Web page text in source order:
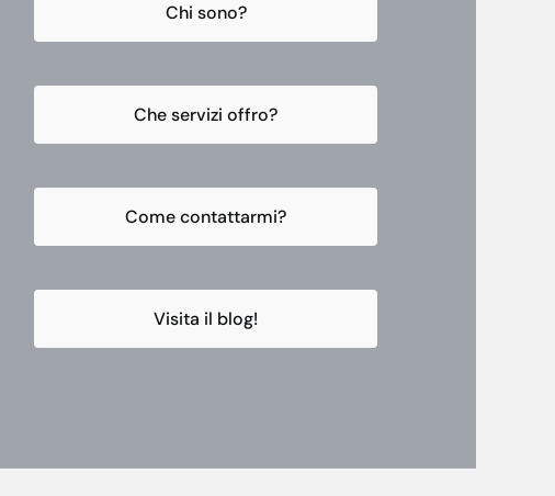
Chi sono?
Che servizi offro?
Come contattarmi?
Visita il blog!